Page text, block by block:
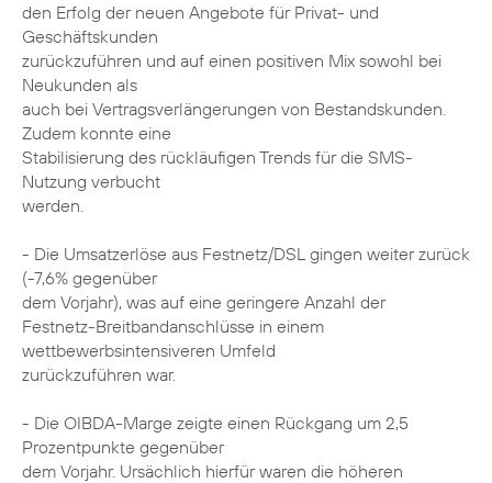
den Erfolg der neuen Angebote für Privat- und
Geschäftskunden
zurückzuführen und auf einen positiven Mix sowohl bei
Neukunden als
auch bei Vertragsverlängerungen von Bestandskunden.
Zudem konnte eine
Stabilisierung des rückläufigen Trends für die SMS-
Nutzung verbucht
werden.
- Die Umsatzerlöse aus Festnetz/DSL gingen weiter zurück
(-7,6% gegenüber
dem Vorjahr), was auf eine geringere Anzahl der
Festnetz-Breitbandanschlüsse in einem
wettbewerbsintensiveren Umfeld
zurückzuführen war.
- Die OIBDA-Marge zeigte einen Rückgang um 2,5
Prozentpunkte gegenüber
dem Vorjahr. Ursächlich hierfür waren die höheren